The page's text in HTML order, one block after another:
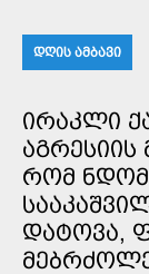
ᲓᲦᲘᲡ ᲐᲛᲑᲐᲕᲘ
ᲘᲠᲐᲙᲚᲘ
ᲐᲒᲠᲔᲡᲘᲘᲡ
ᲠᲝᲛ
ᲓᲐᲢᲝᲕᲐ,